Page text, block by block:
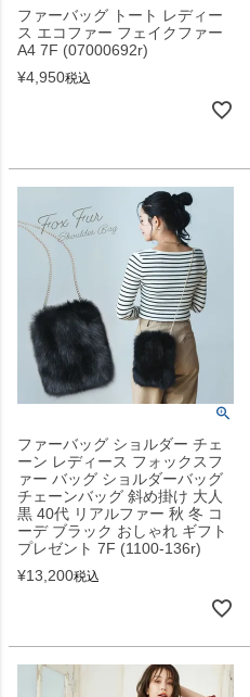
ファーバッグ トート レディー
ス エコファー フェイクファー
A4 7F (07000692r)
¥4,950税込
ファーバッグ ショルダー チェ
ーン レディース フォックスフ
ァー バッグ ショルダーバッグ
チェーンバッグ 斜め掛け 大人
黒 40代 リアルファー 秋 冬 コ
ーデ ブラック おしゃれ ギフト
プレゼント 7F (1100-136r)
¥13,200税込